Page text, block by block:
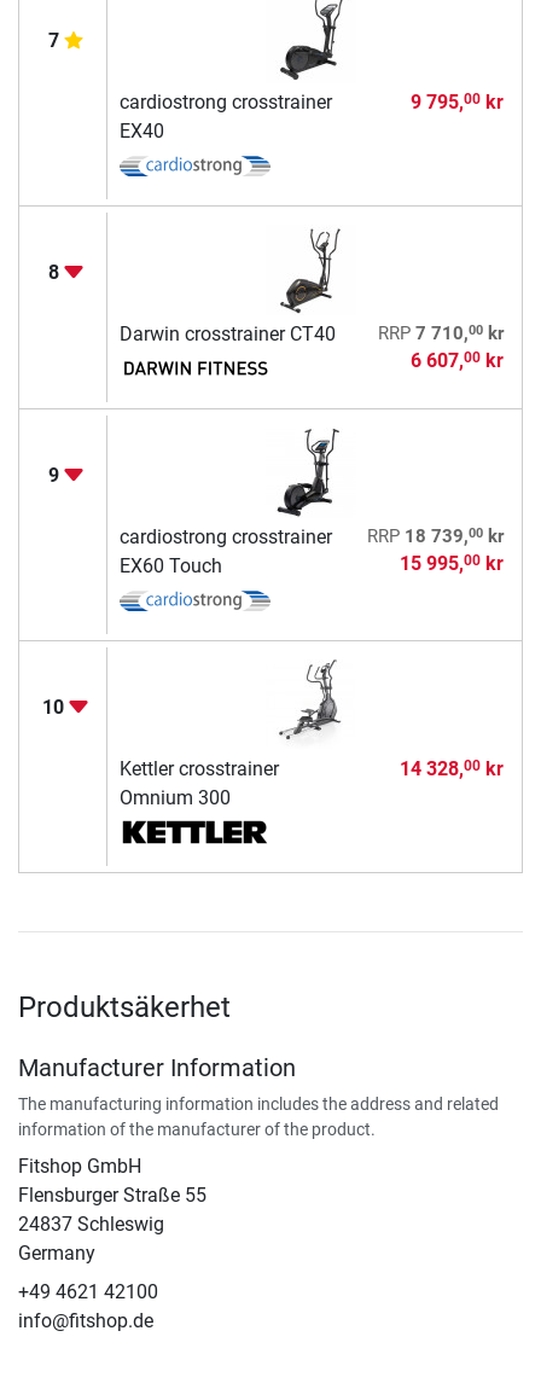
7
cardiostrong crosstrainer
EX40
9 795,00kr
8
Darwin crosstrainer CT40 RRP 7 710,00kr
6 607,00kr
9
cardiostrong crosstrainer
EX60 Touch
RRP 18 739,00kr
15 995,00kr
10
Kettler crosstrainer
Omnium 300
14 328,00kr
Produktsäkerhet
Manufacturer Information
The manufacturing information includes the address and related
information of the manufacturer of the product.
Fitshop GmbH
Flensburger Straße 55
24837 Schleswig
Germany
+49 4621 42100
info@fitshop.de